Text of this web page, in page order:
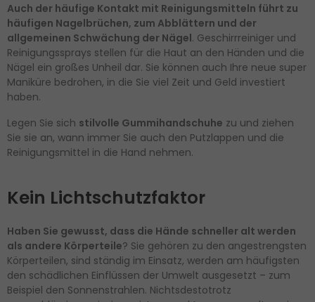
Auch der häufige Kontakt mit Reinigungsmitteln führt zu
häufigen Nagelbrüchen, zum Abblättern und der
allgemeinen Schwächung der Nägel. Geschirrreiniger und
Reinigungssprays stellen für die Haut an den Händen und die
Nägel ein großes Unheil dar. Sie können auch Ihre neue super
Maniküre bedrohen, in die Sie viel Zeit und Geld investiert
haben.
Legen Sie sich stilvolle Gummihandschuhe zu und ziehen
Sie sie an, wann immer Sie auch den Putzlappen und die
Reinigungsmittel in die Hand nehmen.
Kein Lichtschutzfaktor
Haben Sie gewusst, dass die Hände schneller alt werden
als andere Körperteile? Sie gehören zu den angestrengsten
Körperteilen, sind ständig im Einsatz, werden am häufigsten
den schädlichen Einflüssen der Umwelt ausgesetzt – zum
Beispiel den Sonnenstrahlen. Nichtsdestotrotz